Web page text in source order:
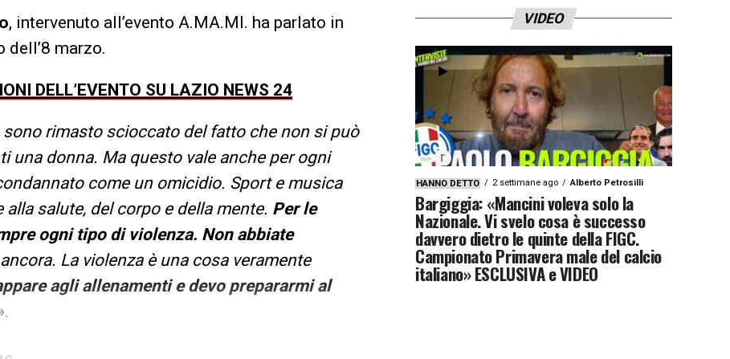
, intervenuto all’evento A.MA.MI. ha parlato in
marzo.
DELL’EVENTO SU LAZIO NEWS 24
rimasto scioccato del fatto che non si può
una donna. Ma questo vale anche per ogni
come un omicidio. Sport e musica
salute, del corpo e della mente. Per le
ogni tipo di violenza. Non abbiate
La violenza è una cosa veramente
agli allenamenti e devo prepararmi al
VIDEO
HANNO DETTO 2 settimane ago Alberto Petrosilli
Bargiggia: «Mancini voleva solo la
Nazionale. Vi svelo cosa è successo
davvero dietro le quinte della FIGC.
Campionato Primavera male del calcio
italiano» ESCLUSIVA e VIDEO